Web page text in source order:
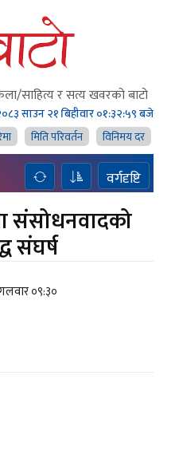
साहित्य र सत्य खवरको बाटाे
२०८३ साउन २१ बिहीवार०१:३३:० बजे
मिति परिवर्तन विनिमय दर
वर्गदृष्टि
संसोधनवादको
संघर्ष
०९:३०